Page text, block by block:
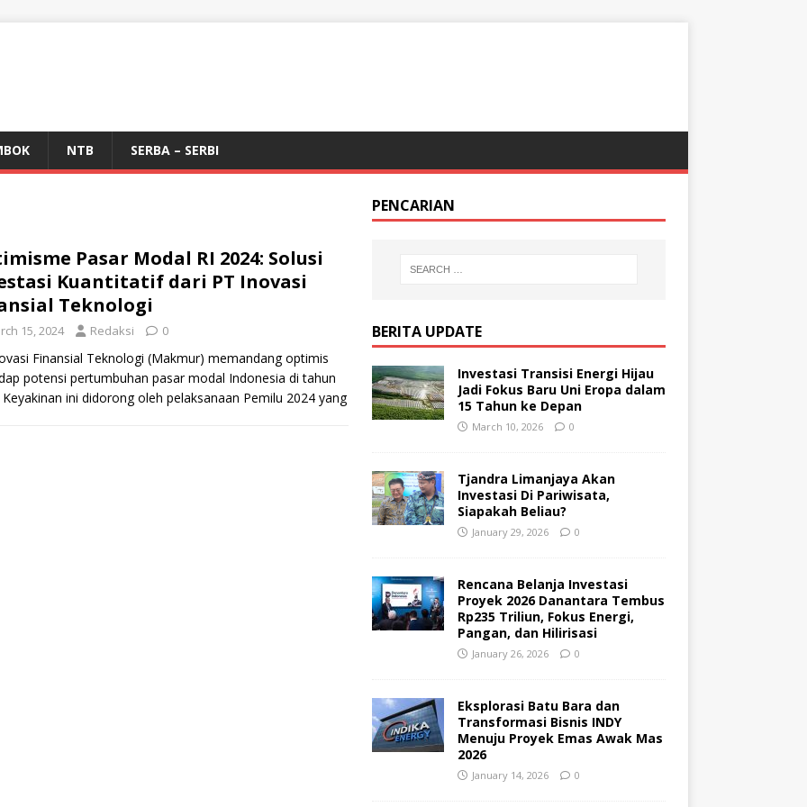
NTB SERBA – SERBI
Pasar Modal RI 2024: Solusi
Kuantitatif dari PT Inovasi
Teknologi
15, 2024 Redaksi 0
Finansial Teknologi (Makmur) memandang optimis
potensi pertumbuhan pasar modal Indonesia di tahun
Keyakinan ini didorong oleh pelaksanaan Pemilu 2024 yang
PENCARIAN
BERITA UPDATE
Investasi Transisi Energi Hijau
Jadi Fokus Baru Uni Eropa dalam
15 Tahun ke Depan
March 10, 2026 0
Tjandra Limanjaya Akan
Investasi Di Pariwisata,
Siapakah Beliau?
January 29, 2026 0
Rencana Belanja Investasi
Proyek 2026 Danantara Tembus
Rp235 Triliun, Fokus Energi,
Pangan, dan Hilirisasi
January 26, 2026 0
Eksplorasi Batu Bara dan
Transformasi Bisnis INDY
Menuju Proyek Emas Awak Mas
2026
January 14, 2026 0